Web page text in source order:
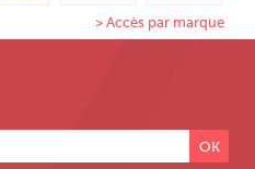
> Accès par marque
OK